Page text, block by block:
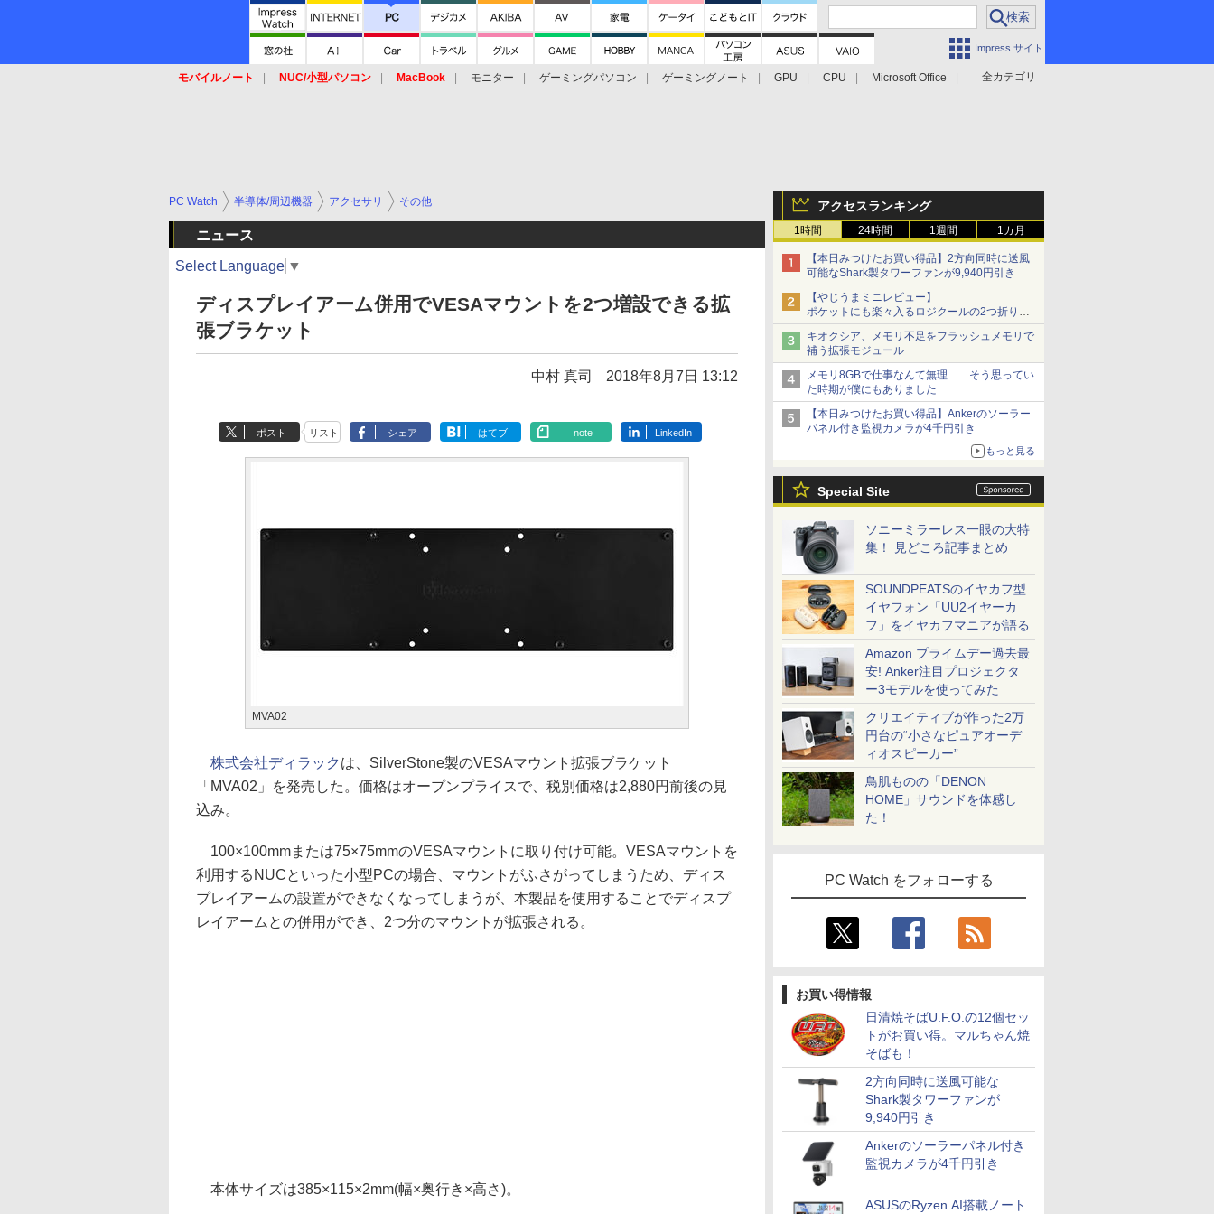
Impress サイト
全カテゴリ
モバイルノート NUC/小型パソコン MacBook モニター ゲーミングパソコン ゲーミングノート GPU CPU
Microsoft Office
アクセスランキング
1時間 24時間 1週間 1カ月
【本日みつけたお買い得品】2方向同時に送風
可能なShark製タワーファンが9,940円引き
【やじうまミニレビュー】
ポケットにも楽々入るロジクールの2つ折りマ
ウス「Mobi Fold」。その気になるギミックと
は？
キオクシア、メモリ不足をフラッシュメモリで
補う拡張モジュール
メモリ8GBで仕事なんて無理……そう思ってい
た時期が僕にもありました
【本日みつけたお買い得品】Ankerのソーラー
パネル付き監視カメラが4千円引き
もっと見る
Special Site
ソニーミラーレス一眼の大特
集！ 見どころ記事まとめ
SOUNDPEATSのイヤカフ型
イヤフォン「UU2イヤーカ
フ」をイヤカフマニアが語る
Amazon プライムデー過去最
安! Anker注目プロジェクタ
ー3モデルを使ってみた
クリエイティブが作った2万
円台の“小さなピュアオーデ
ィオスピーカー”
鳥肌ものの「DENON
HOME」サウンドを体感し
た！
PC Watch をフォローする
お買い得情報
日清焼そばU.F.O.の12個セッ
トがお買い得。マルちゃん焼
そばも！
2方向同時に送風可能な
Shark製タワーファンが
9,940円引き
Ankerのソーラーパネル付き
監視カメラが4千円引き
ASUSのRyzen AI搭載ノート
PC Watch 半導体/周辺機器 アクセサリ その他
ニュース
Select Language ▼
ディスプレイアーム併用でVESAマウントを2つ増設できる拡
張ブラケット
中村 真司 2018年8月7日 13:12
ポスト リスト シェア はてブ note LinkedIn
MVA02
株式会社ディラック は、SilverStone製のVESAマウント拡張ブラケット
「MVA02」を発売した。価格はオープンプライスで、税別価格は2,880円前後の見
込み。
100×100mmまたは75×75mmのVESAマウントに取り付け可能。VESAマウントを
利用するNUCといった小型PCの場合、マウントがふさがってしまうため、ディス
プレイアームの設置ができなくなってしまうが、本製品を使用することでディスプ
レイアームとの併用ができ、2つ分のマウントが拡張される。
本体サイズは385×115×2mm(幅×奥行き×高さ)。